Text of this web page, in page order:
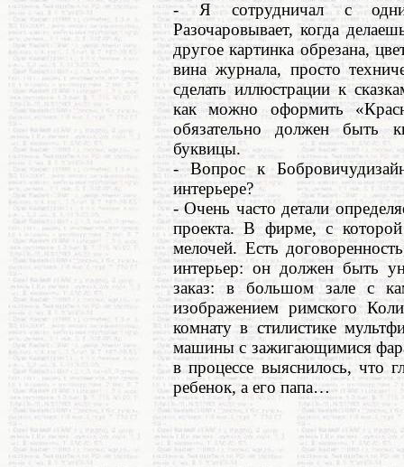
- Я сотрудничал с
Разочаровывает, когда
другое картинка обрезана,
вина журнала, просто
сделать иллюстрации к
как можно оформить
обязательно должен быть
буквицы.
- Вопрос к
интерьере?
- Очень часто детали
проекта. В фирме, с
мелочей. Есть
интерьер: он должен быть
заказ: в большом зале с
изображением римского
комнату в стилистике
машины с зажигающимися
в процессе выяснилось, что
ребенок, а его папа…